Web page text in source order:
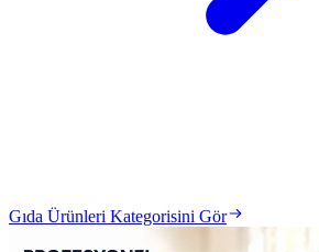
Gıda Ürünleri Kategorisini Gör